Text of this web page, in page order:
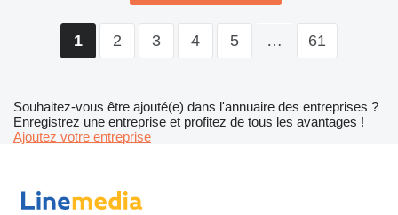
1 2 3 4 5 … 61
Souhaitez-vous être ajouté(e) dans l'annuaire des entreprises ?
Enregistrez une entreprise et profitez de tous les avantages !
Ajoutez votre entreprise